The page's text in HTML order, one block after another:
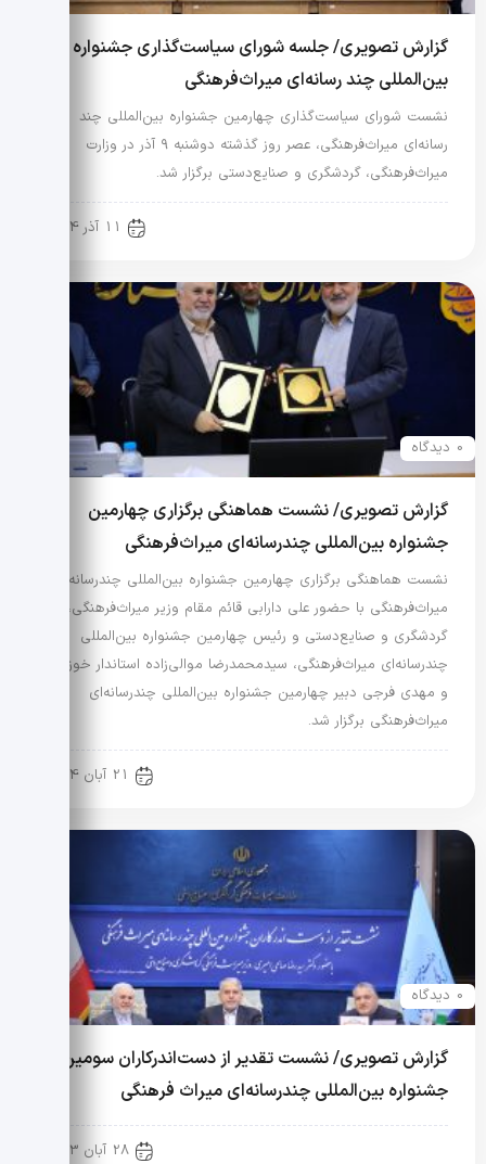
گزارش تصویری/ جلسه شورای سیاست‌گذاری جشنواره
بین‌المللی چند رسانه‌ای میراث‌فرهنگی
نشست شورای سیاست‌گذاری چهارمین جشنواره بین‌المللی چند
رسانه‌ای میراث‌فرهنگی، عصر روز گذشته دوشنبه ۹ آذر در وزارت
میراث‌فرهنگی، گردشگری و صنایع‌دستی برگزار شد.
11 آذر 1404
0 دیدگاه
گزارش تصویری/ نشست هماهنگی برگزاری چهارمین
جشنواره بین‌المللی چندرسانه‌ای میراث‌فرهنگی
نشست هماهنگی برگزاری چهارمین جشنواره بین‌المللی چندرسانه‌ای
میراث‌فرهنگی با حضور علی دارابی قائم مقام وزیر میراث‌فرهنگی،
گردشگری و صنایع‌دستی و رئیس چهارمین جشنواره بین‌المللی
چندرسانه‌ای میراث‌فرهنگی، سیدمحمدرضا موالی‌زاده استاندار خوزستان
و مهدی فرجی دبیر چهارمین جشنواره بین‌المللی چندرسانه‌ای
میراث‌فرهنگی برگزار شد.
21 آبان 1404
0 دیدگاه
گزارش تصویری/ نشست تقدیر از دست‌اندرکاران سومین
جشنواره بین‌المللی چندرسانه‌ای میراث فرهنگی
28 آبان 1403